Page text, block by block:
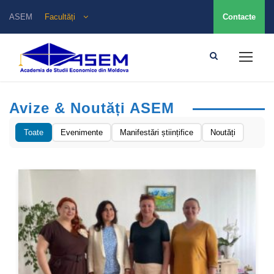
ASEM Facultăți Contacte
Avize & Noutăți ASEM
Toate Evenimente Manifestări științifice Noutăți